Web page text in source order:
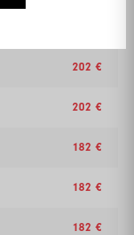
202 €
202 €
182 €
182 €
182 €